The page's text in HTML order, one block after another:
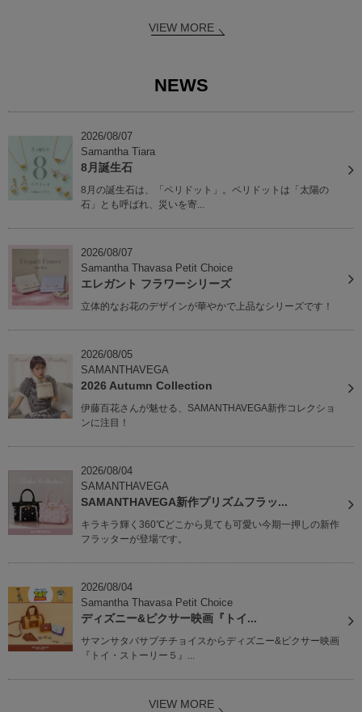
VIEW MORE
NEWS
2026/08/07
Samantha Tiara
8月誕生石
8月の誕生石は、「ペリドット」。ペリドットは「太陽の
石」とも呼ばれ、災いを寄...
2026/08/07
Samantha Thavasa Petit Choice
エレガント フラワーシリーズ
立体的なお花のデザインが華やかで上品なシリーズです！
2026/08/05
SAMANTHAVEGA
2026 Autumn Collection
伊藤百花さんが魅せる、SAMANTHAVEGA新作コレクショ
ンに注目！
2026/08/04
SAMANTHAVEGA
SAMANTHAVEGA新作プリズムフラッ...
キラキラ輝く360℃どこから見ても可愛い今期一押しの新作
フラッターが登場です。
2026/08/04
Samantha Thavasa Petit Choice
ディズニー&ピクサー映画『トイ...
サマンサタバサプチチョイスからディズニー&ピクサー映画
『トイ・ストーリー５』...
VIEW MORE